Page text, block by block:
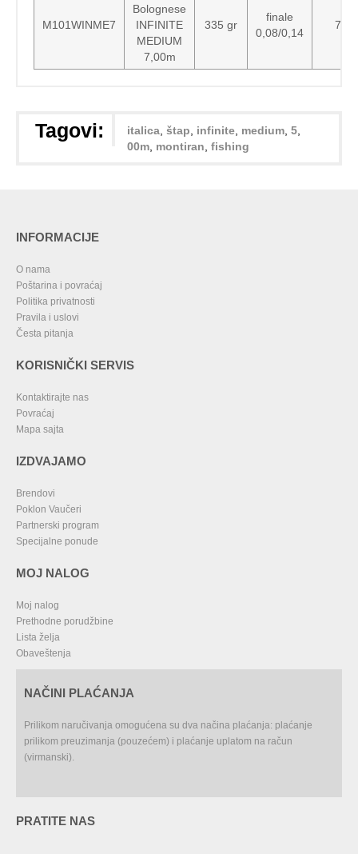
M101WINME7
Bolognese
INFINITE
MEDIUM
7,00m
335 gr
finale
0,08/0,14
7
Tagovi: italica štap infinite medium 5
00m montiran fishing
INFORMACIJE
O nama
Poštarina i povraćaj
Politika privatnosti
Pravila i uslovi
Česta pitanja
KORISNIČKI SERVIS
Kontaktirajte nas
Povraćaj
Mapa sajta
IZDVAJAMO
Brendovi
Poklon Vaučeri
Partnerski program
Specijalne ponude
MOJ NALOG
Moj nalog
Prethodne porudžbine
Lista želja
Obaveštenja
NAČINI PLAĆANJA
Prilikom naručivanja omogućena su dva načina plaćanja: plaćanje
prilikom preuzimanja (pouzećem) i plaćanje uplatom na račun
(virmanski).
PRATITE NAS